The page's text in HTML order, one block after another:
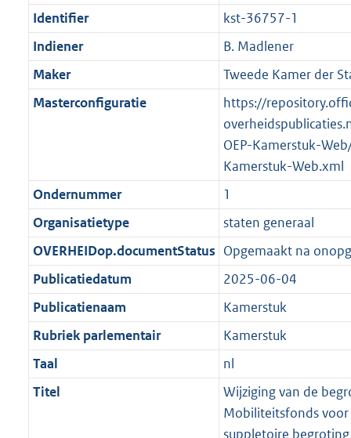
t
a
t
b
Identifier
kst-36757-1
Indiener
B. Madlener
Maker
Tweede Kamer der
Masterconfiguratie
https://
OEP-Kamerstuk-
Kamerstuk-Web.xml
Ondernummer
1
Organisatietype
staten generaal
OVERHEIDop.documentStatus Opgemaakt na
Publicatiedatum
2025-06-04
Publicatienaam
Kamerstuk
Rubriek parlementair
Kamerstuk
Taal
nl
Titel
Wijziging van de
Mobiliteitsfonds
suppletoire